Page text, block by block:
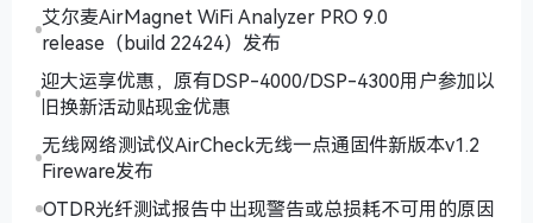
艾尔麦AirMagnet WiFi Analyzer PRO 9.0
release（build 22424）发布
迎大运享优惠，原有DSP-4000/DSP-4300用户参加以
旧换新活动贴现金优惠
无线网络测试仪AirCheck无线一点通固件新版本v1.2
Fireware发布
OTDR光纤测试报告中出现警告或总损耗不可用的原因